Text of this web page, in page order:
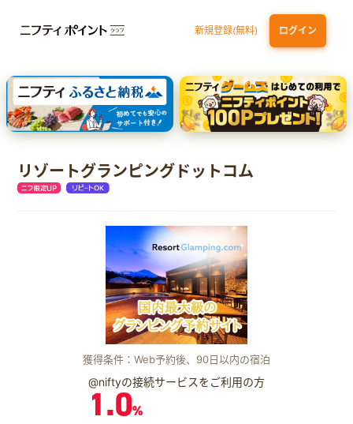
新規登録(無料) ログイン
三井住友カード ゴールド（NL）（家族カード発行） dカード GOLD
【実質初月無料】DMM | Disney+(ディズニープラス) セットプラン
SBI証券 確定拠出年金（iDeCo）
リゾートグランピングドットコム
獲得条件：Web予約後、90日以内の宿泊
@niftyの接続サービスをご利用の方
1.0%